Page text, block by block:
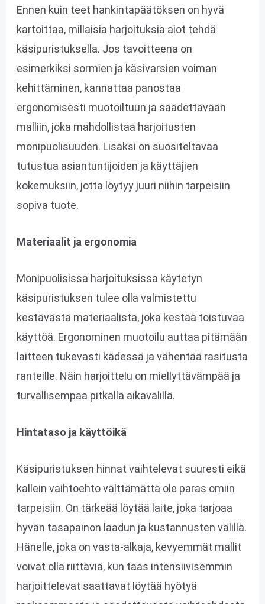
Ennen kuin teet hankintapäätöksen on hyvä
kartoittaa, millaisia harjoituksia aiot tehdä
käsipuristuksella. Jos tavoitteena on
esimerkiksi sormien ja käsivarsien voiman
kehittäminen, kannattaa panostaa
ergonomisesti muotoiltuun ja säädettävään
malliin, joka mahdollistaa harjoitusten
monipuolisuuden. Lisäksi on suositeltavaa
tutustua asiantuntijoiden ja käyttäjien
kokemuksiin, jotta löytyy juuri niihin tarpeisiin
sopiva tuote.
Materiaalit ja ergonomia
Monipuolisissa harjoituksissa käytetyn
käsipuristuksen tulee olla valmistettu
kestävästä materiaalista, joka kestää toistuvaa
käyttöä. Ergonominen muotoilu auttaa pitämään
laitteen tukevasti kädessä ja vähentää rasitusta
ranteille. Näin harjoittelu on miellyttävämpää ja
turvallisempaa pitkällä aikavälillä.
Hintataso ja käyttöikä
Käsipuristuksen hinnat vaihtelevat suuresti eikä
kallein vaihtoehto välttämättä ole paras omiin
tarpeisiin. On tärkeää löytää laite, joka tarjoaa
hyvän tasapainon laadun ja kustannusten välillä.
Hänelle, joka on vasta-alkaja, kevyemmät mallit
voivat olla riittäviä, kun taas intensiivisemmin
harjoittelevat saattavat löytää hyötyä